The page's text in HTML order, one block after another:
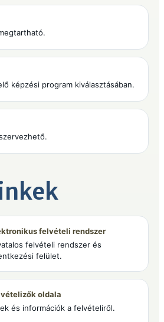
képzési program kiválasztásában.
felvételi rendszer
felvételi rendszer és
felület.
oldala
és információk a felvételiről.